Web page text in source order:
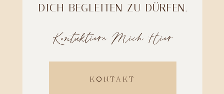
DICH BEGLEITEN ZU DÜRFEN.
Kontaktiere Mich Hier
KONTAKT